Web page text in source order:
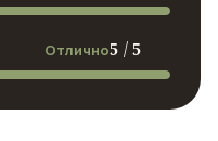
Отлично5 / 5